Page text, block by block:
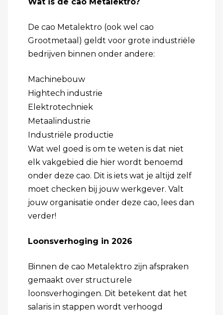
De cao Metalektro (ook wel cao
Grootmetaal) geldt voor grote industriële
bedrijven binnen onder andere:
Machinebouw
Hightech industrie
Elektrotechniek
Metaalindustrie
Industriële productie
Wat wel goed is om te weten is dat niet
elk vakgebied die hier wordt benoemd
onder deze cao. Dit is iets wat je altijd zelf
moet checken bij jouw werkgever. Valt
jouw organisatie onder deze cao, lees dan
verder!
Loonsverhoging in 2026
Binnen de cao Metalektro zijn afspraken
gemaakt over structurele
loonsverhogingen. Dit betekent dat het
salaris in stappen wordt verhoogd